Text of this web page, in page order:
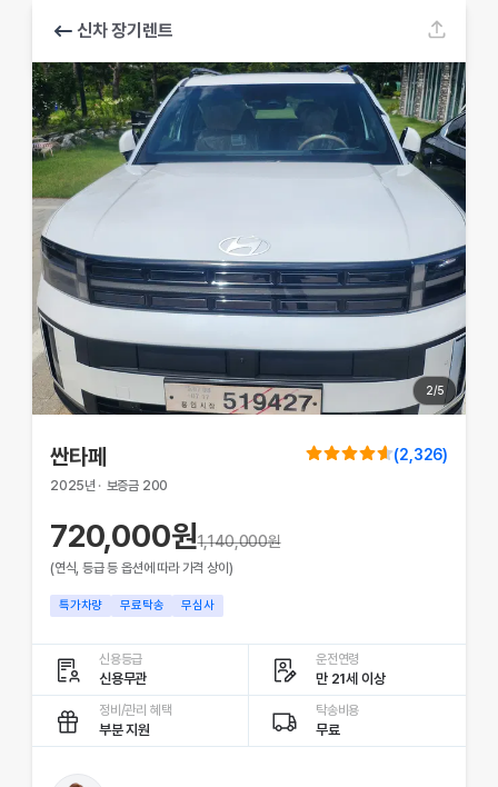
신차 장기렌트
2/5
싼타페 (2,326)
2025년 · 보증금 200
720,000원1,140,000원
(연식, 등급 등 옵션에 따라 가격 상이)
특가차량 무료탁송 무심사
신용등급
신용무관
운전연령
만 21세 이상
정비/관리 혜택
부분 지원
탁송비용
무료